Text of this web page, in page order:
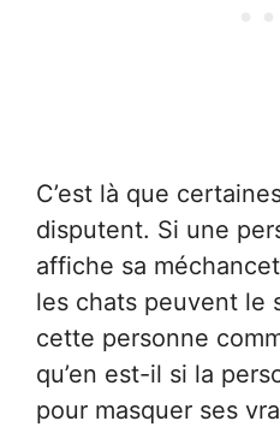
C’est là que
disputent. Si une
affiche sa
les chats peuvent le
cette personne
qu’en est-il si la
pour masquer ses